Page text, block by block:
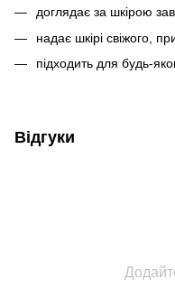
доглядає за шкірою
надає шкірі свіжого,
підходить для будь-
Відгуки